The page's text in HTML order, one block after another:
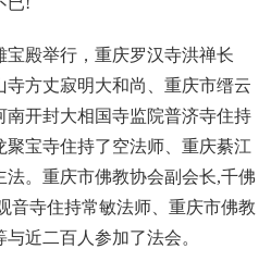
殿举行，重庆罗汉寺洪禅长
方丈寂明大和尚、重庆市缙云
开封大相国寺监院普济寺住持
宝寺住持了空法师、重庆綦江
。重庆市佛教协会副会长,千佛
音寺住持常敏法师、重庆市佛教
近二百人参加了法会。